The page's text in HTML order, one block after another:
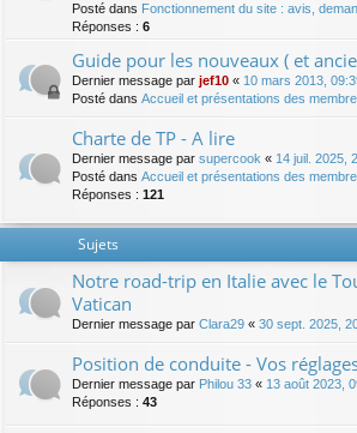
Posté dans Fonctionnement du site : avis,
Réponses : 6
Guide pour les nouveaux ( et
Dernier message par jef10 « 10 mars 2013,
Posté dans Accueil et présentations des
Charte de TP - A lire
Dernier message par supercook « 14 juil. 2025,
Posté dans Accueil et présentations des
Réponses : 121
Sujets
Notre road-trip en Italie avec le
Vatican
Dernier message par Clara29 « 30 sept. 2025,
Position de conduite - Vos
Dernier message par Philou 33 « 13 août 2023,
Réponses : 43